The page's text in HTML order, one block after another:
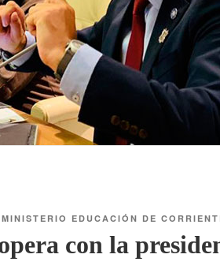
MINISTERIO EDUCACIÓN DE
con la